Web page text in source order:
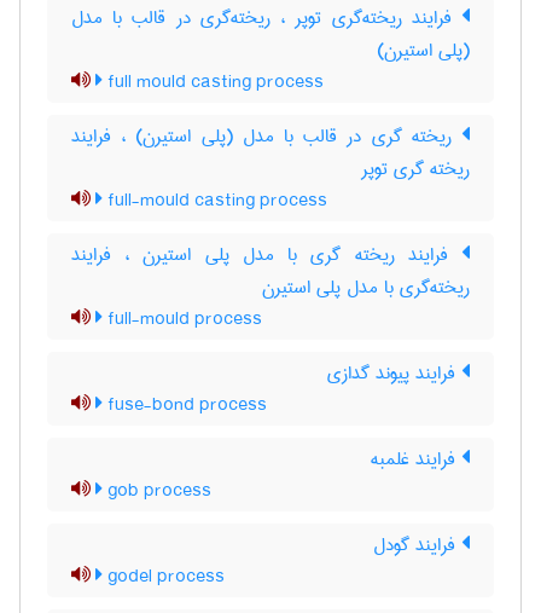
فرایند ریخته‌گری توپر ، ریخته‌گری در قالب با مدل
(پلی استیرن)
full mould casting process
ریخته گری در قالب با مدل (پلی استیرن) ، فرایند
ریخته گری توپر
full-mould casting process
فرایند ریخته گری با مدل پلی استیرن ، فرایند
ریخته‌گری با مدل پلی استیرن
full-mould process
فرایند پیوند گدازی
fuse-bond process
فرایند غلمبه
gob process
فرایند گودل
godel process